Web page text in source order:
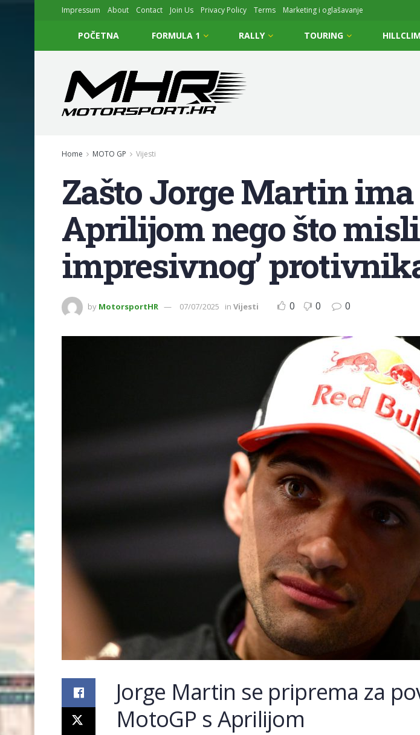
Impressum About Contact Join Us Privacy Policy Terms Marketing i oglašavanje
POČETNA FORMULA 1 RALLY TOURING
Home MOTO GP Vijesti
Zašto Jorge Martin
Aprilijom nego što
impresivnog’
by MotorsportHR 07/07/2025 in Vijesti 0 0 0
Jorge Martin se priprema za
MotoGP s Aprilijom